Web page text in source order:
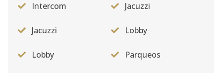
Intercom Jacuzzi
Jacuzzi Lobby
Lobby Parqueos